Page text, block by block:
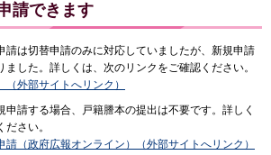
請できます
請は切替申請のみに対応していましたが、新規申請
した。詳しくは、次のリンクをご確認ください。
外部サイトへリンク）
申請する場合、戸籍謄本の提出は不要です。詳しく
さい。
（政府広報オンライン）（外部サイトへリンク）